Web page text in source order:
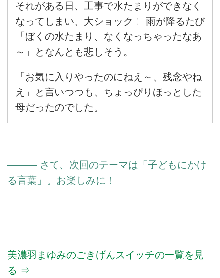
それがある日、工事で水たまりができなく
なってしまい、大ショック！ 雨が降るたび
「ぼくの水たまり、なくなっちゃったなあ
～」となんとも悲しそう。
「お気に入りやったのにねえ～、残念やね
え」と言いつつも、ちょっぴりほっとした
母だったのでした。
――― さて、次回のテーマは「子どもにかけ
る言葉」。お楽しみに！
美濃羽まゆみのごきげんスイッチの一覧を見
る ⇒